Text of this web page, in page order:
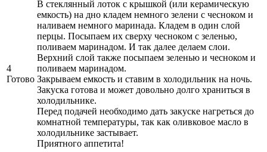
4
Готово
В стеклянный лоток с крышкой (или керамическую
емкость) на дно кладем немного зелени с чесноком и
наливаем немного маринада. Кладем в один слой
перцы. Посыпаем их сверху чесноком с зеленью,
поливаем маринадом. И так далее делаем слои.
Верхний слой также посыпаем зеленью и чесноком и
поливаем маринадом.
Закрываем емкость и ставим в холодильник на ночь.
Закуска готова и может довольно долго храниться в
холодильнике.
Перед подачей необходимо дать закуске нагреться до
комнатной температуры, так как оливковое масло в
холодильнике застывает.
Приятного аппетита!